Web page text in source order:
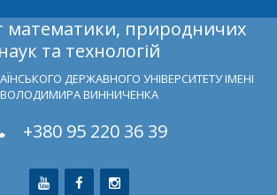
математики, природничих
наук та технологій
ДЕРЖАВНОГО УНІВЕРСИТЕТУ ІМЕНІ
ВОЛОДИМИРА ВИННИЧЕНКА
+380 95 220 36 39